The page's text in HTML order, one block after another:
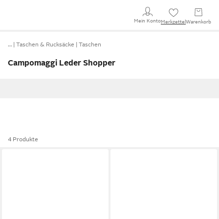
Mein KontoMerkzettel Warenkorb
… Taschen & Rucksäcke Taschen
Campomaggi Leder Shopper
4 Produkte